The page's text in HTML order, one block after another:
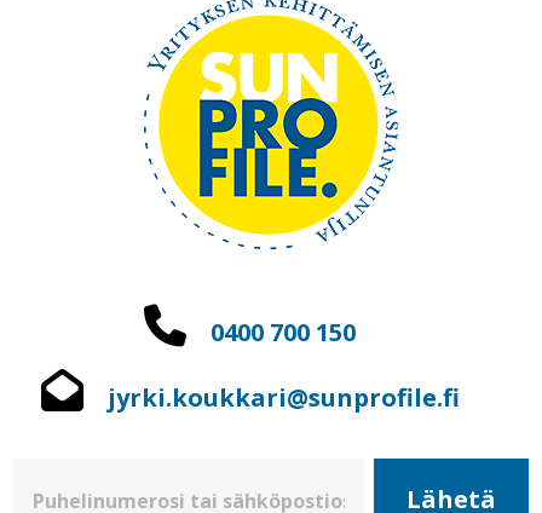
0400 700 150
jyrki.koukkari@sunprofile.fi